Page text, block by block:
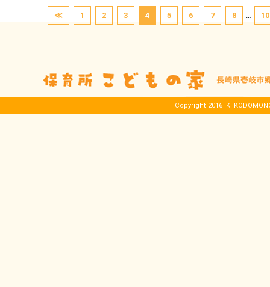
≪ 1 2 3 4 5 6 7 8 … 10
Copyright 2016 IKI